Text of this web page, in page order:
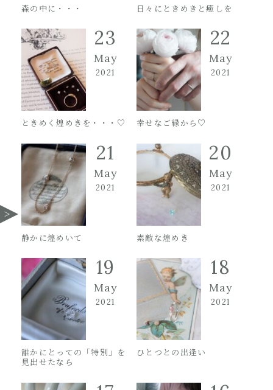
森の中に・・・ 日々にときめきと癒しを
23
May
2021
ときめく煌めきを・・・♡
22
May
2021
幸せなご縁から♡
21
May
2021
静かに煌めいて
20
May
2021
素敵な煌めき
19
May
2021
誰かにとっての「特別」を
見出せたなら
18
May
2021
ひとつとの出逢い